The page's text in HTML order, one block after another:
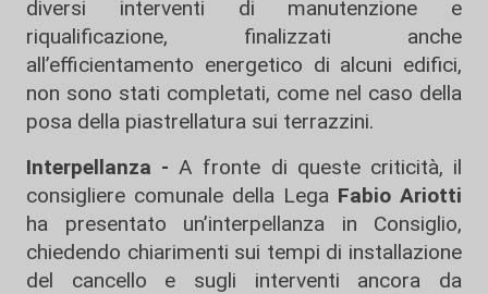
diversi interventi di manutenzione e
riqualificazione, finalizzati anche
all’efficientamento energetico di alcuni edifici,
non sono stati completati, come nel caso della
posa della piastrellatura sui terrazzini.
Interpellanza -A fronte di queste criticità, il
consigliere comunale della Lega Fabio Ariotti
ha presentato un’interpellanza in Consiglio,
chiedendo chiarimenti sui tempi di installazione
del cancello e sugli interventi ancora da